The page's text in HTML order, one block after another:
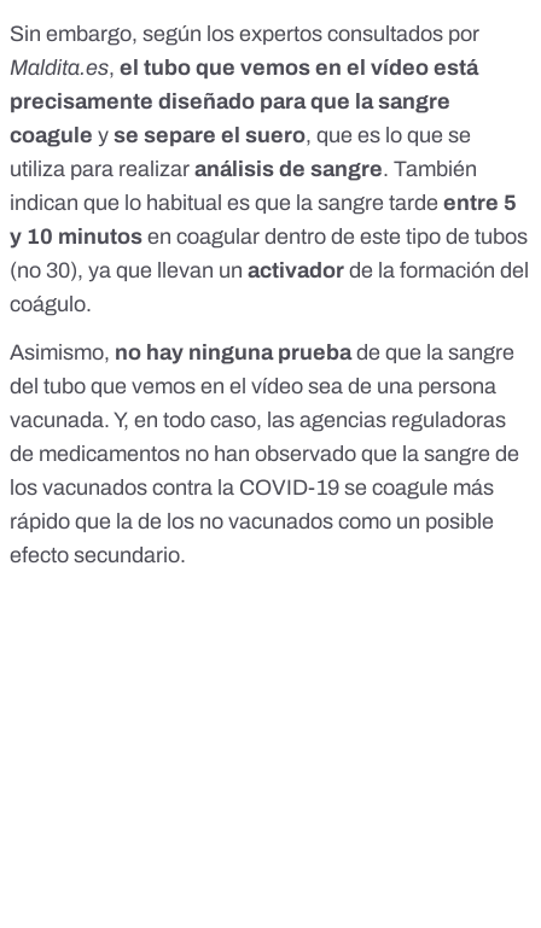
Sin embargo, según los expertos consultados por
Maldita.es, el tubo que vemos en el vídeo está
precisamente diseñado para que la sangre
coagule y se separe el suero, que es lo que se
utiliza para realizar análisis de sangre. También
indican que lo habitual es que la sangre tarde entre 5
y 10 minutos en coagular dentro de este tipo de tubos
(no 30), ya que llevan un activador de la formación del
coágulo.
Asimismo, no hay ninguna pruebade que la sangre
del tubo que vemos en el vídeo sea de una persona
vacunada. Y, en todo caso, las agencias reguladoras
de medicamentos no han observado que la sangre de
los vacunados contra la COVID-19 se coagule más
rápido que la de los no vacunados como un posible
efecto secundario.